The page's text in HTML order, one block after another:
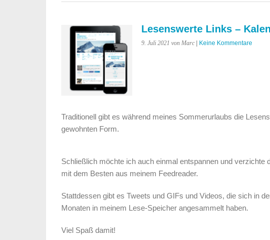
Lesenswerte Links –
9. Juli 2021 von Marc| Keine Kommentare
Traditionell gibt es während meines Sommerurlaubs die
gewohnten Form.
Schließlich möchte ich auch einmal entspannen und verzichte
mit dem Besten aus meinem Feedreader.
Stattdessen gibt es Tweets und GIFs und Videos, die sich in
Monaten in meinem Lese-Speicher angesammelt haben.
Viel Spaß damit!